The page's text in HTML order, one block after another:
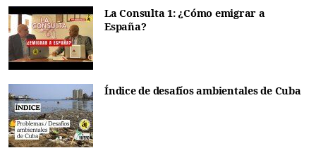
La Consulta 1: ¿Cómo emigrar a
España?
Índice de desafíos ambientales de Cuba